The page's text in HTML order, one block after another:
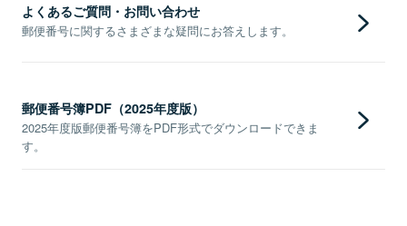
よくあるご質問・お問い合わせ
郵便番号に関するさまざまな疑問にお答えします。
郵便番号簿PDF（2025年度版）
2025年度版郵便番号簿をPDF形式でダウンロードできま
す。